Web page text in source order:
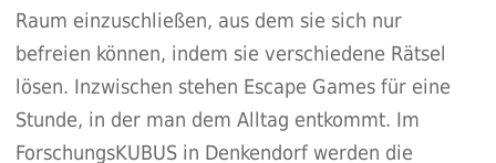
Raum einzuschließen, aus dem sie sich nur
befreien können, indem sie verschiedene Rätsel
lösen. Inzwischen stehen Escape Games für eine
Stunde, in der man dem Alltag entkommt. Im
ForschungsKUBUS in Denkendorf werden die